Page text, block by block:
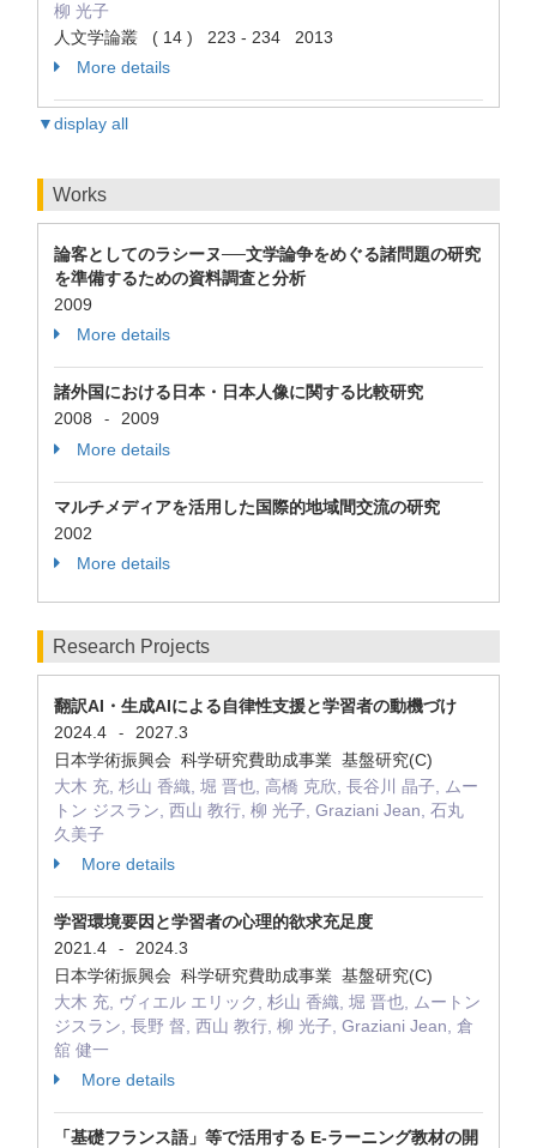
柳 光子
人文学論叢 ( 14 ) 223 - 234 2013
More details
▼display all
Works
論客としてのラシーヌ──文学論争をめぐる諸問題の研究
を準備するための資料調査と分析
2009
More details
諸外国における日本・日本人像に関する比較研究
2008
-
2009
More details
マルチメディアを活用した国際的地域間交流の研究
2002
More details
Research Projects
翻訳AI・生成AIによる自律性支援と学習者の動機づけ
2024.4
-
2027.3
日本学術振興会 科学研究費助成事業 基盤研究(C)
大木 充, 杉山 香織, 堀 晋也, 高橋 克欣, 長谷川 晶子, ムー
トン ジスラン, 西山 教行, 柳 光子, Graziani Jean, 石丸
久美子
More details
学習環境要因と学習者の心理的欲求充足度
2021.4
-
2024.3
日本学術振興会 科学研究費助成事業 基盤研究(C)
大木 充, ヴィエル エリック, 杉山 香織, 堀 晋也, ムートン
ジスラン, 長野 督, 西山 教行, 柳 光子, Graziani Jean, 倉
舘 健一
More details
「基礎フランス語」等で活用する E-ラーニング教材の開